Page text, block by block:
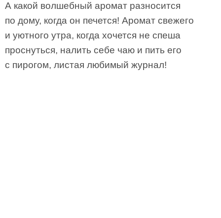
А какой волшебный аромат разносится
по дому, когда он печется! Аромат свежего
и уютного утра, когда хочется не спеша
проснуться, налить себе чаю и пить его
с пирогом, листая любимый журнал!